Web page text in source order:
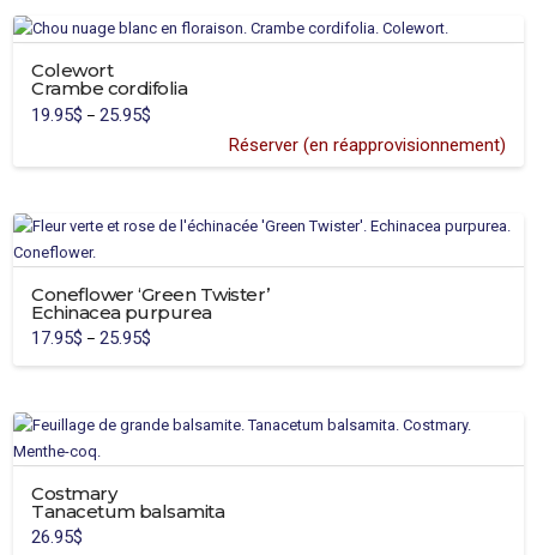
the
page
Colewort
Crambe cordifolia
19.95$ – 25.95$
25.95$
Réserver (en réapprovisionnement)
Coneflower ‘Green Twister’
Echinacea purpurea
17.95$ – 25.95$
17.95$
has
multiple
variants.
The
options
may
Costmary
Tanacetum balsamita
26.95$